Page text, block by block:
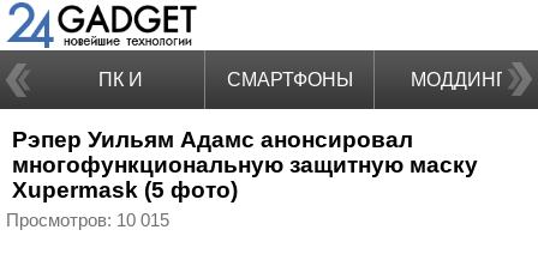
ПК И
НОУТБУКИ
СМАРТФОНЫ МОДДИНГ
Рэпер Уильям Адамс анонсировал
многофункциональную защитную маску
Xupermask (5 фото)
Просмотров: 10 015